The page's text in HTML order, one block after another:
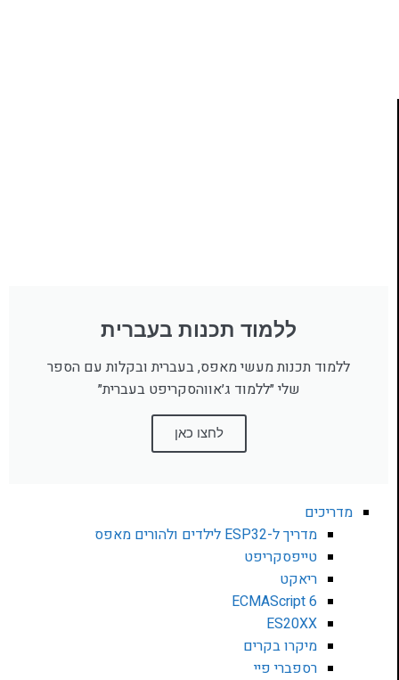
ללמוד תכנות בעברית
ללמוד תכנות מעשי מאפס, בעברית ובקלות עם הספר
שלי ״ללמוד ג׳אווהסקריפט בעברית״
לחצו כאן
מדריכים
מדריך ל-ESP32 לילדים ולהורים מאפס
טייפסקריפט
ריאקט
ECMAScript 6
ES20XX
מיקרו בקרים
רספברי פיי